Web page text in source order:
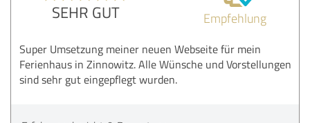
SEHR GUT Empfehlung
Super Umsetzung meiner neuen Webseite für mein
Ferienhaus in Zinnowitz. Alle Wünsche und Vorstellungen
sind sehr gut eingepflegt wurden.